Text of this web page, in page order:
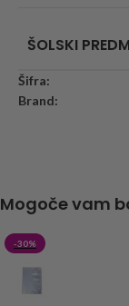
ŠOLSKI
Šifra:
Brand:
Mogoče vam
-30%